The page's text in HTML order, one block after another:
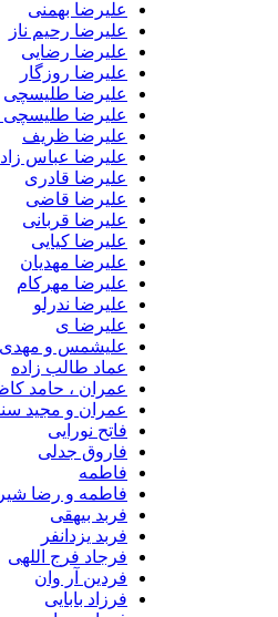
علیرضا بهمنی
علیرضا رحیم ناز
علیرضا رضایی
علیرضا روزگار
علیرضا طلیسچی
علیرضا طلیسچی و سعید
علیرضا ظریف
علیرضا عباس زاده
علیرضا قادری
علیرضا قاضی
علیرضا قربانی
علیرضا کیایی
علیرضا مهدیان
علیرضا مهرکام
علیرضا ندرلو
علیرضا ی
علیشمس و مهدی جهانی
عماد طالب زاده
عمران ، حامد کاظم پور ،
عمران و مجید سنسی و
فاتح نورایی
فاروق جدلی
فاطمه و رضا شیری
فربد بیهقی
فربد یزدانفر
فرجاد فرج اللهی
فردین آر وان
فرزاد بابایی